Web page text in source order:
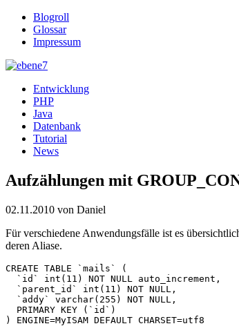
Blogroll
Glossar
Impressum
Entwicklung
PHP
Java
Datenbank
Tutorial
News
Aufzählungen mit
02.11.2010 von Daniel
Für verschiedene Anwendungsfälle ist es
deren Aliase.
CREATE TABLE `mails` (
  `id` int(11) NOT NULL auto_increment,
  `parent_id` int(11) NOT NULL,
  `addy` varchar(255) NOT NULL,
  PRIMARY KEY (`id`)
) ENGINE=MyISAM DEFAULT CHARSET=utf8